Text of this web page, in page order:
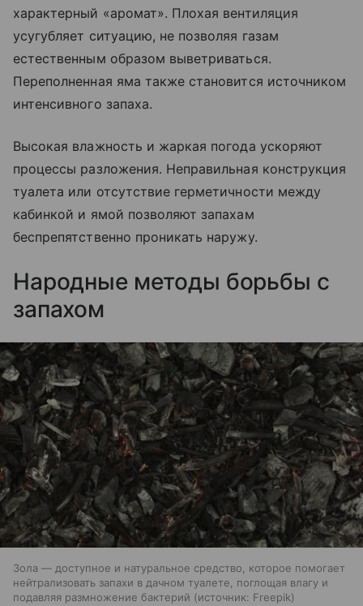
характерный «аромат». Плохая вентиляция
усугубляет ситуацию, не позволяя газам
естественным образом выветриваться.
Переполненная яма также становится источником
интенсивного запаха.
Высокая влажность и жаркая погода ускоряют
процессы разложения. Неправильная конструкция
туалета или отсутствие герметичности между
кабинкой и ямой позволяют запахам
беспрепятственно проникать наружу.
Народные методы борьбы с
запахом
Зола — доступное и натуральное средство, которое помогает
нейтрализовать запахи в дачном туалете, поглощая влагу и
подавляя размножение бактерий
источник: Freepik